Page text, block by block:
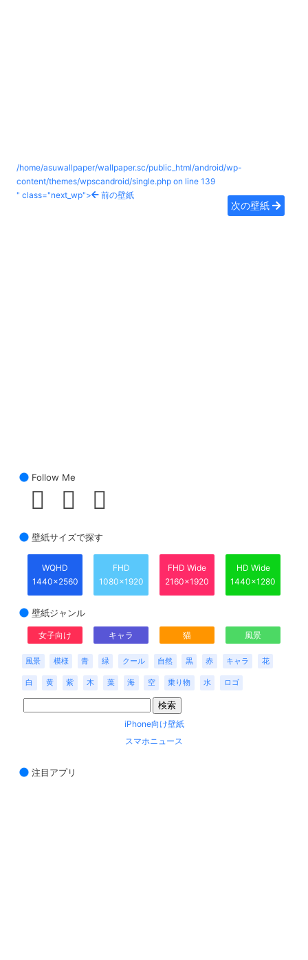
/home/asuwallpaper/wallpaper.sc/public_html/android/wp-
content/themes/wpscandroid/single.php on line 139
" class="next_wp">
前の壁紙
次の壁紙
Follow Me
壁紙サイズで探す
WQHD
1440x2560
FHD
1080x1920
FHD Wide
2160x1920
HD Wide
1440x1280
壁紙ジャンル
女子向け キャラ 猫 風景
風景 模様 青 緑 クール 自然 黒 赤 キャラ 花
白 黄 紫 木 葉 海 空 乗り物 水 ロゴ
iPhone向け壁紙
スマホニュース
注目アプリ